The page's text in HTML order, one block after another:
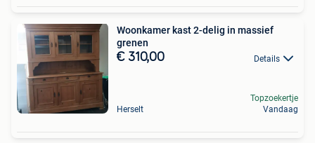
Woonkamer kast 2-delig in massief
grenen
€ 310,00 Details
Herselt
Topzoekertje
Vandaag